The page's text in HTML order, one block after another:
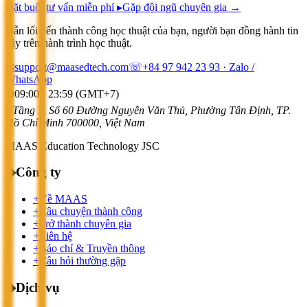
Đặt buổi tư vấn miễn phí ▸Gặp đội ngũ chuyên gia →
Dẫn lối đến thành công học thuật của bạn, người bạn đồng hành tin
cậy trên hành trình học thuật.
✉support@maasedtech.com☏+84 97 942 23 93 · Zalo /
WhatsApp
⌚09:00 - 23:59 (GMT+7)
Tầng 7, Số 60 Đường Nguyễn Văn Thủ, Phường Tân Định, TP.
Hồ Chí Minh 700000, Việt Nam
MAAS Education Technology JSC
◆Công ty
+ Về MAAS
+ Câu chuyện thành công
+ Trở thành chuyên gia
+ Liên hệ
+ Báo chí & Truyền thông
+ Câu hỏi thường gặp
◆Dịch vụ